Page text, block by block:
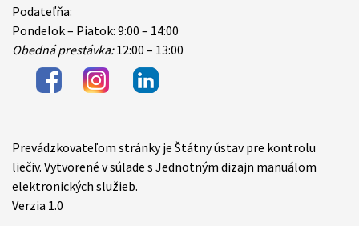
Podateľňa:
Pondelok – Piatok: 9:00 – 14:00
Obedná prestávka:12:00 – 13:00
Items
Prevádzkovateľom stránky je Štátny ústav pre kontrolu
liečiv. Vytvorené v súlade s Jednotným dizajn manuálom
elektronických služieb.
Verzia 1.0